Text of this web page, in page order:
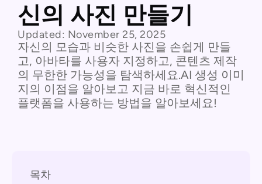
신의 사진 만들기
Updated: November 25, 2025
자신의 모습과 비슷한 사진을 손쉽게 만들
고, 아바타를 사용자 지정하고, 콘텐츠 제작
의 무한한 가능성을 탐색하세요.AI 생성 이미
지의 이점을 알아보고 지금 바로 혁신적인
플랫폼을 사용하는 방법을 알아보세요!
목차